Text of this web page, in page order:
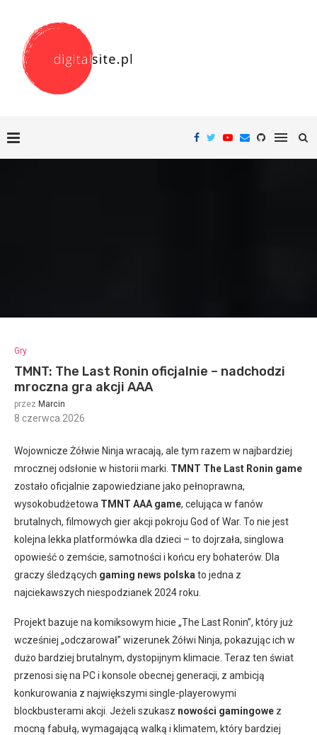
Gry
TMNT: The Last Ronin oficjalnie – nadchodzi
mroczna gra akcji AAA
przez Marcin
8 czerwca 2026
Wojownicze Żółwie Ninja wracają, ale tym razem w najbardziej
mrocznej odsłonie w historii marki. TMNT The Last Ronin game
zostało oficjalnie zapowiedziane jako pełnoprawna,
wysokobudżetowa TMNT AAA game, celująca w fanów
brutalnych, filmowych gier akcji pokroju God of War. To nie jest
kolejna lekka platformówka dla dzieci – to dojrzała, singlowa
opowieść o zemście, samotności i końcu ery bohaterów. Dla
graczy śledzących gaming news polska to jedna z
najciekawszych niespodzianek 2024 roku.
Projekt bazuje na komiksowym hicie „The Last Ronin”, który już
wcześniej „odczarował” wizerunek Żółwi Ninja, pokazując ich w
dużo bardziej brutalnym, dystopijnym klimacie. Teraz ten świat
przenosi się na PC i konsole obecnej generacji, z ambicją
konkurowania z największymi single-playerowymi
blockbusterami akcji. Jeżeli szukasz nowości gamingowe z
mocną fabułą, wymagającą walką i klimatem, który bardziej